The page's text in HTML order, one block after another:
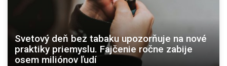
Svetový deň bez tabaku upozorňuje na nové
praktiky priemyslu. Fajčenie ročne zabije
osem miliónov ľudí